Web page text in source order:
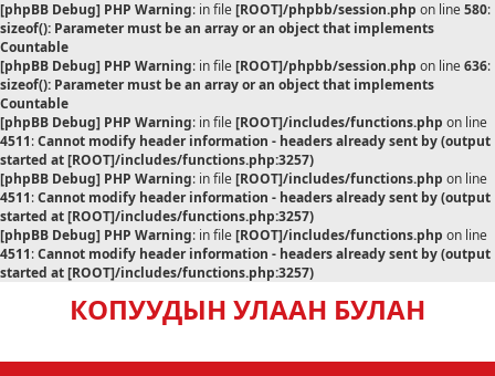
[phpBB Debug] PHP Warning: in file[ROOT]/phpbb/session.php on line580:
sizeof(): Parameter must be an array or an object that implements
Countable
[phpBB Debug] PHP Warning: in file[ROOT]/phpbb/session.php on line636:
sizeof(): Parameter must be an array or an object that implements
Countable
[phpBB Debug] PHP Warning: in file[ROOT]/includes/functions.php on line
4511:Cannot modify header information - headers already sent by (output
started at [ROOT]/includes/functions.php:3257)
[phpBB Debug] PHP Warning: in file[ROOT]/includes/functions.php on line
4511:Cannot modify header information - headers already sent by (output
started at [ROOT]/includes/functions.php:3257)
[phpBB Debug] PHP Warning: in file[ROOT]/includes/functions.php on line
4511:Cannot modify header information - headers already sent by (output
started at [ROOT]/includes/functions.php:3257)
КОПУУДЫН УЛААН БУЛАН